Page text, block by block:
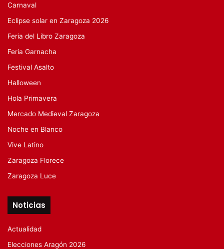
Carnaval
Eclipse solar en Zaragoza 2026
Feria del Libro Zaragoza
Feria Garnacha
Festival Asalto
Halloween
Hola Primavera
Mercado Medieval Zaragoza
Noche en Blanco
Vive Latino
Zaragoza Florece
Zaragoza Luce
Noticias
Actualidad
Elecciones Aragón 2026